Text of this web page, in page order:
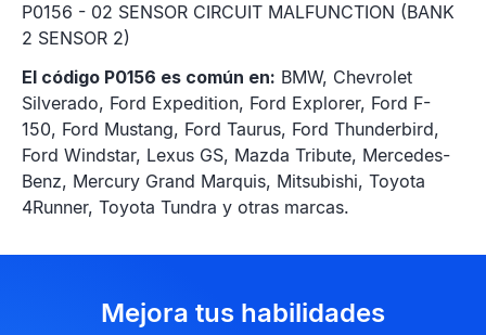
P0156 - 02 SENSOR CIRCUIT MALFUNCTION (BANK
2 SENSOR 2)
El código P0156 es común en: BMW, Chevrolet
Silverado, Ford Expedition, Ford Explorer, Ford F-
150, Ford Mustang, Ford Taurus, Ford Thunderbird,
Ford Windstar, Lexus GS, Mazda Tribute, Mercedes-
Benz, Mercury Grand Marquis, Mitsubishi, Toyota
4Runner, Toyota Tundra y otras marcas.
Mejora tus habilidades